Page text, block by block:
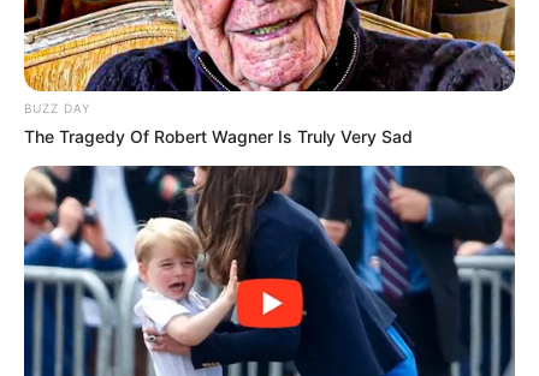
Salshabilla Adriani Haico Van der Veken
BUZZ DAY
The Tragedy Of Robert Wagner Is Truly Very Sad